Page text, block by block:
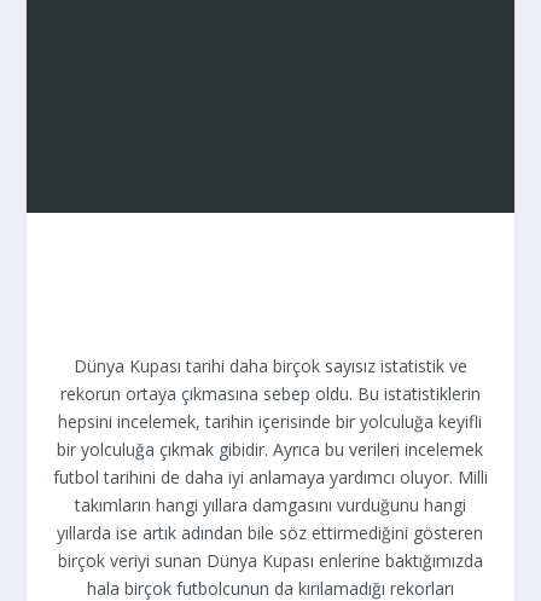
Dünya Kupası tarihi daha birçok sayısız istatistik ve
rekorun ortaya çıkmasına sebep oldu. Bu istatistiklerin
hepsini incelemek, tarihin içerisinde bir yolculuğa keyifli
bir yolculuğa çıkmak gibidir. Ayrıca bu verileri incelemek
futbol tarihini de daha iyi anlamaya yardımcı oluyor. Milli
takımların hangi yıllara damgasını vurduğunu hangi
yıllarda ise artık adından bile söz ettirmediğini gösteren
birçok veriyi sunan Dünya Kupası enlerine baktığımızda
hala birçok futbolcunun da kırılamadığı rekorları